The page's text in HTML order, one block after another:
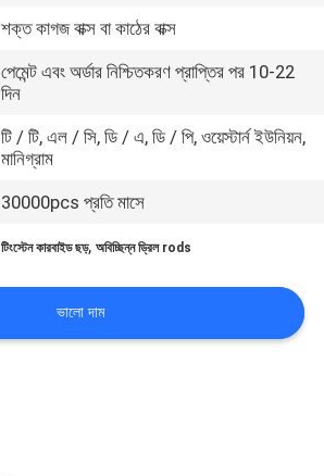
শক্ত কাগজ বাক্স বা কাঠের বাক্স
পেমেন্ট এবং অর্ডার নিশ্চিতকরণ প্রাপ্তির পর 10-22
দিন
টি / টি, এল / সি, ডি / এ, ডি / পি, ওয়েস্টার্ন ইউনিয়ন,
মানিগ্রাম
30000pcs প্রতি মাসে
টিংস্টেন কারবাইড ছড়,অবিচ্ছিন্ন ড্রিল rods
ভালো দাম